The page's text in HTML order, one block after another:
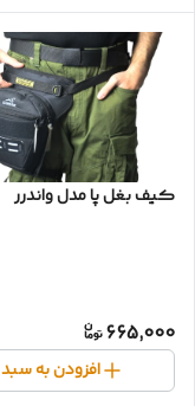
کیف بغل پا مدل واندرر
665,000
افزودن به سبد